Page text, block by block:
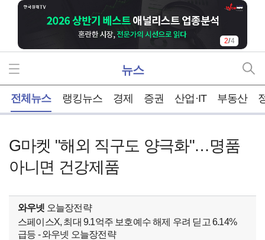
2/4
뉴스
전체뉴스 랭킹뉴스 경제 증권 산업·IT 부동산
G마켓 "해외 직구도 양극화"…명품
아니면 건강제품
와우넷 오늘장전략
스페이스X, 최대 9.1억주 보호예수 해제 우려 딛고 6.14%
급등 - 와우넷 오늘장전략